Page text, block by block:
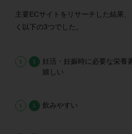
主要ECサイトをリサーチした結果
く以下の3つでした。
妊活・妊娠時に必要な栄養
嬉しい
飲みやすい